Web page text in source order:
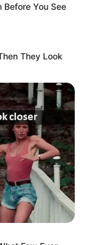
Before You See
They Look